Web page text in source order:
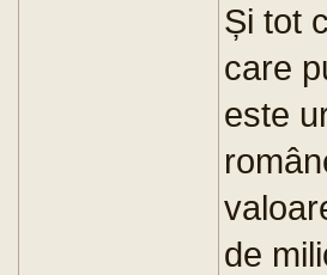
Și tot
care
este
de